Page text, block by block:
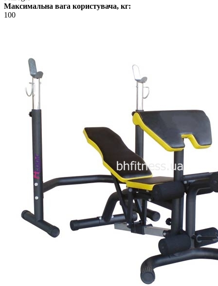
Максимальна вага користувача, кг:
100